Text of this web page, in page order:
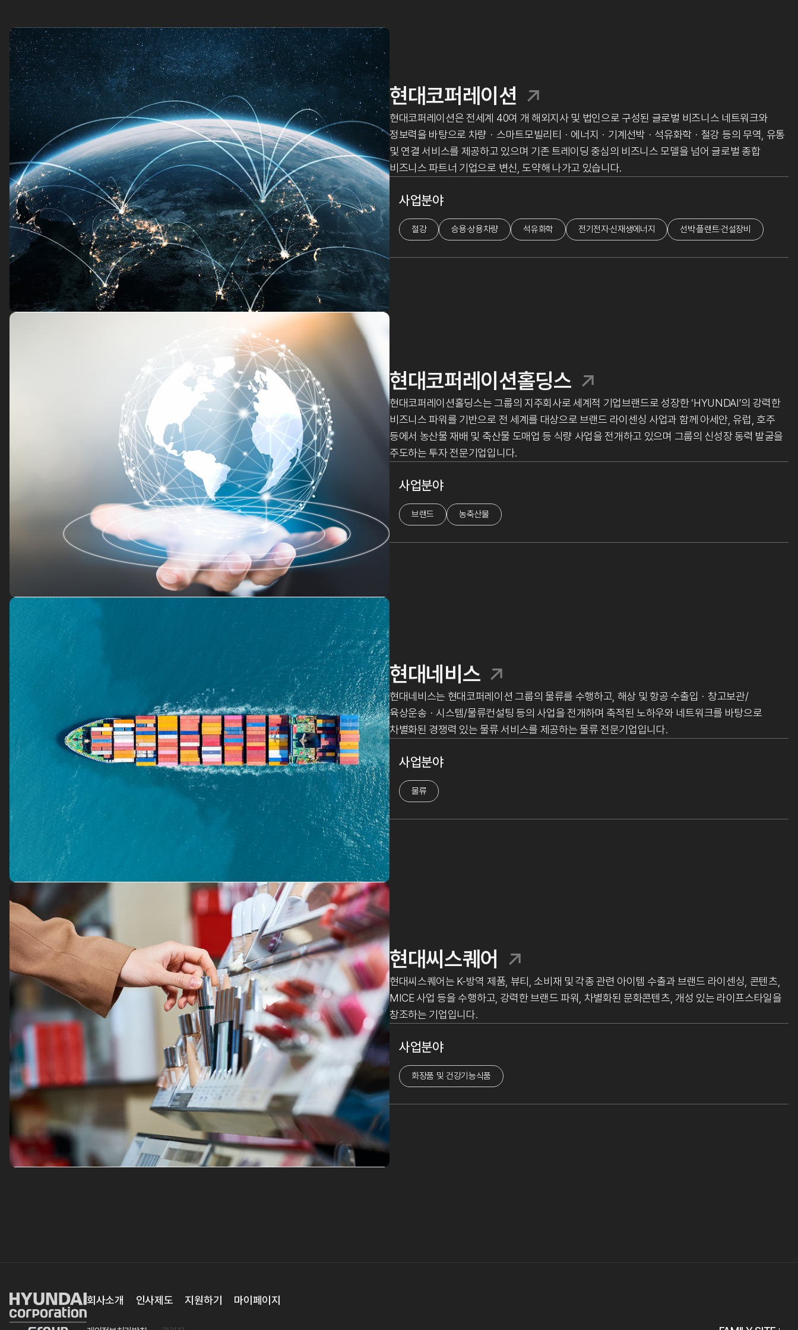
현대코퍼레이션
현대코퍼레이션은 전세계 40여 개 해외지사 및 법인으로 구성된 글로벌 비즈니스 네트워크와
정보력을 바탕으로 차량ㆍ스마트모빌리티ㆍ에너지ㆍ기계선박ㆍ석유화학ㆍ철강 등의 무역, 유통
및 연결 서비스를 제공하고 있으며 기존 트레이딩 중심의 비즈니스 모델을 넘어 글로벌 종합
비즈니스 파트너 기업으로 변신, 도약해 나가고 있습니다.
사업분야
철강 승용·상용차량 석유화학 전기전자·신재생에너지 선박·플랜트·건설장비
현대코퍼레이션홀딩스
현대코퍼레이션홀딩스는 그룹의 지주회사로 세계적 기업브랜드로 성장한 ‘HYUNDAI’의 강력한
비즈니스 파워를 기반으로 전 세계를 대상으로 브랜드 라이센싱 사업과 함께 아세안, 유럽, 호주
등에서 농산물 재배 및 축산물 도매업 등 식량 사업을 전개하고 있으며 그룹의 신성장 동력 발굴을
주도하는 투자 전문기업입니다.
사업분야
브랜드 농축산물
현대네비스
현대네비스는 현대코퍼레이션 그룹의 물류를 수행하고, 해상 및 항공 수출입ㆍ창고보관/
육상운송ㆍ시스템/물류컨설팅 등의 사업을 전개하며 축적된 노하우와 네트워크를 바탕으로
차별화된 경쟁력 있는 물류 서비스를 제공하는 물류 전문기업입니다.
사업분야
물류
현대씨스퀘어
현대씨스퀘어는 K-방역 제품, 뷰티, 소비재 및 각종 관련 아이템 수출과 브랜드 라이센싱, 콘텐츠,
MICE 사업 등을 수행하고, 강력한 브랜드 파워, 차별화된 문화콘텐츠, 개성 있는 라이프스타일을
창조하는 기업입니다.
사업분야
화장품 및 건강기능식품
회사소개 인사제도 지원하기 마이페이지